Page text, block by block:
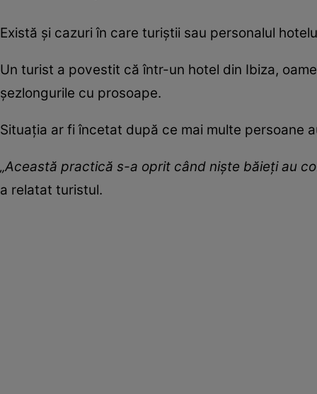
Există și cazuri în care turiștii sau personalul
Un turist a povestit că într-un hotel din Ibiza,
șezlongurile cu prosoape.
Situația ar fi încetat după ce mai multe persoane
„Această practică s-a oprit când niște băieți au
a relatat turistul.